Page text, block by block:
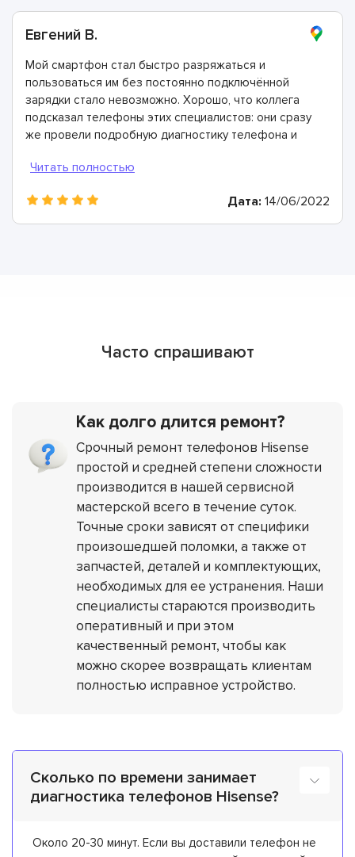
Евгений В.
Мой смартфон стал быстро разряжаться и
пользоваться им без постоянно подключённой
зарядки стало невозможно. Хорошо, что коллега
подсказал телефоны этих специалистов: они сразу
же провели подробную диагностику телефона и
ресурс аккумуляторе. Всего через 40 минут он был
отлично!
Дата: 14/06/2022
Часто спрашивают
Как долго длится ремонт?
Срочный ремонт телефонов Hisense
простой и средней степени сложности
производится в нашей сервисной
мастерской всего в течение суток.
Точные сроки зависят от специфики
произошедшей поломки, а также от
запчастей, деталей и комплектующих,
необходимых для ее устранения. Наши
специалисты стараются производить
оперативный и при этом
качественный ремонт, чтобы как
можно скорее возвращать клиентам
полностью исправное устройство.
Сколько по времени занимает
диагностика телефонов Hisense?
Около 20-30 минут. Если вы доставили телефон не